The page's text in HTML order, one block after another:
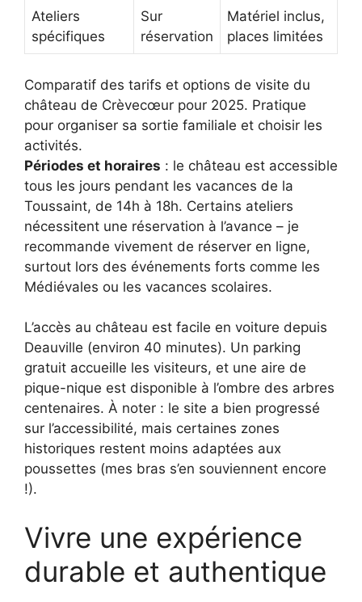
Ateliers
spécifiques
Sur
réservation
Matériel inclus,
places limitées
Comparatif des tarifs et options de visite du
château de Crèvecœur pour 2025. Pratique
pour organiser sa sortie familiale et choisir les
activités.
Périodes et horaires : le château est accessible
tous les jours pendant les vacances de la
Toussaint, de 14h à 18h. Certains ateliers
nécessitent une réservation à l’avance – je
recommande vivement de réserver en ligne,
surtout lors des événements forts comme les
Médiévales ou les vacances scolaires.
L’accès au château est facile en voiture depuis
Deauville (environ 40 minutes). Un parking
gratuit accueille les visiteurs, et une aire de
pique-nique est disponible à l’ombre des arbres
centenaires. À noter : le site a bien progressé
sur l’accessibilité, mais certaines zones
historiques restent moins adaptées aux
poussettes (mes bras s’en souviennent encore
!).
Vivre une expérience
durable et authentique